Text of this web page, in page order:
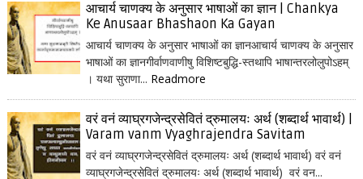
आचार्य चाणक्य के अनुसार भाषाओं का ज्ञान | Chankya
Ke Anusaar Bhashaon Ka Gayan
आचार्य चाणक्य के अनुसार भाषाओं का ज्ञानआचार्य चाणक्य के अनुसार
भाषाओं का ज्ञानगीर्वाणवाणीषु विशिष्टबुद्धि-स्तथापि भाषान्तरलोलुपोऽहम्
। यथा सुराणा... Readmore
वरं वनं व्याघ्रगजेन्द्रसेवितं द्रुमालयः अर्थ (शब्दार्थ भावार्थ) |
Varam vanm Vyaghrajendra Savitam
वरं वनं व्याघ्रगजेन्द्रसेवितं द्रुमालयः अर्थ (शब्दार्थ भावार्थ) वरं वनं
व्याघ्रगजेन्द्रसेवितं द्रुमालयः अर्थ (शब्दार्थ भावार्थ) वरं वन...